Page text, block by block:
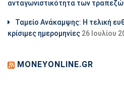
ανταγωνιστικότητα των
Ταμείο Ανάκαμψης: Η τελική
κρίσιμες ημερομηνίες 26 Ιουλίου
MONEYONLINE.GR